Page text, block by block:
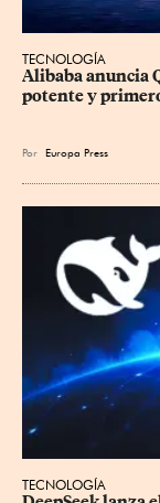
TECNOLOGÍA
Alibaba anuncia
potente y
Por Europa Press
TECNOLOGÍA